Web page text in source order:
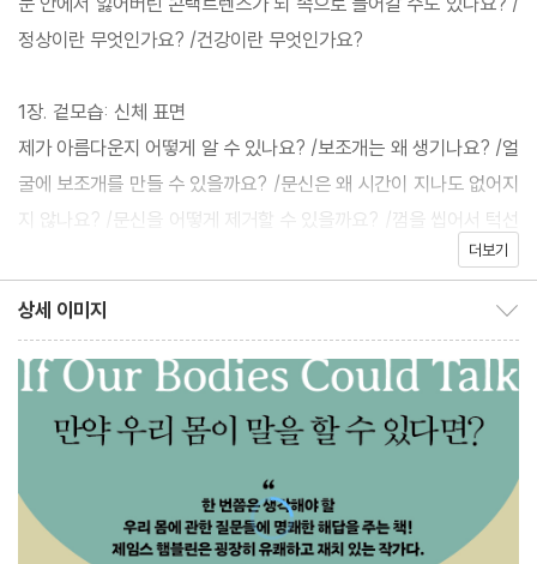
수 있다면》은 저자 특유의 유머러스하면서도 담대하고 날카로운 필
에 온갖 세포부터 근육, 동맥들의 이름과 각종 약물이 일으킬 수 있
는 부작용 등 의학적 ‘사실’을 외우는 것보다 인체 너머 ‘진실’에 다
가가는 것이 인간을 이해하는 데 훨씬 중요하다는 것을 깨닫고 글을
쓰기 시작했다. 단순히 신체 구조와 기능을 풀이하는 책은 많지만,
왜 우리가 우리 몸을 제대로 알지 못하는지를 다룬 책은 없을 것이
다. 햄블린은 하나의 몸을 인간이라는 전체 맥락으로 접근하는 놀라
운 통찰력을 발휘하며 몸속 우주라는 거대한 세계로 우리를 안내한
인가’ 하는 근원적 물음까지 관통하는 이 책은 의학의 표면과 이면을
자유롭게 넘나들며 인간의 복잡성을 파헤친다. 독자들은 내 몸에 관
는 경이로운 순간을 마주하게 될 것이다.
정상이란 무엇인가요? /건강이란 무엇인가요?
1장. 겉모습: 신체 표면
제가 아름다운지 어떻게 알 수 있나요? /보조개는 왜 생기나요? /얼
굴에 보조개를 만들 수 있을까요? /문신은 왜 시간이 지나도 없어지
지 않나요? /문신을 어떻게 제거할 수 있을까요? /껌을 씹어서 턱선
을 더 뚜렷하게 만들 수 있을까요? /턱을 더 매력적으로 만들 수 있
인가요? /몸털과 속눈썹은 계속 자라지 않는데 머리카락은 왜 계속
자랄까요? /속눈썹을 아예 없앨 수 있을까요? /곱슬머리는 왜 생길
까요? /털을 깎거나 자르면 털이 다시 더 빨리 자라나요? /제 키는
다 큰 건가요? 그게 아니라면 더 클 수 있을까요? /햇빛화상이란 무
요? /우리는 페로몬에 끌리는 존재 아닌가요?
더보기
상세 이미지